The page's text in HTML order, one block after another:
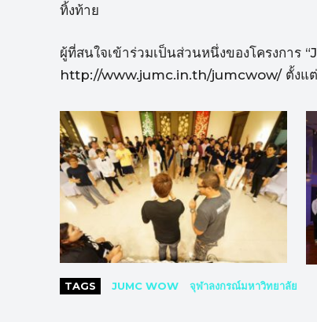
ทิ้งท้าย
ผู้ที่สนใจเข้าร่วมเป็นส่วนหนึ่งของโครงการ
http://www.jumc.in.th/jumcwow/ ตั้งแ
TAGS JUMC WOW จุฬาลงกรณ์มหาวิทยาลัย